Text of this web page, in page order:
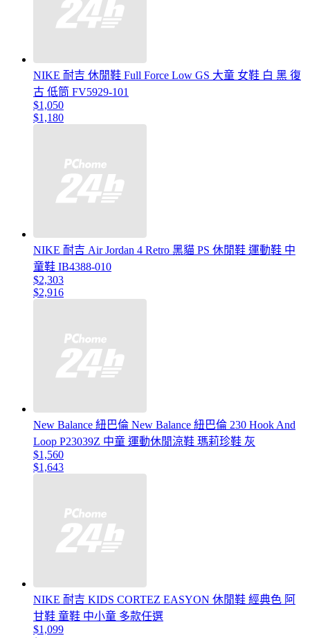
NIKE 耐吉 休閒鞋 Full Force Low GS 大童 女鞋 白 黑 復
古 低筒 FV5929-101
$1,050
$1,180
NIKE 耐吉 Air Jordan 4 Retro 黑貓 PS 休閒鞋 運動鞋 中
童鞋 IB4388-010
$2,303
$2,916
New Balance 紐巴倫 New Balance 紐巴倫 230 Hook And
Loop P23039Z 中童 運動休閒涼鞋 瑪莉珍鞋 灰
$1,560
$1,643
NIKE 耐吉 KIDS CORTEZ EASYON 休閒鞋 經典色 阿
甘鞋 童鞋 中小童 多款任選
$1,099